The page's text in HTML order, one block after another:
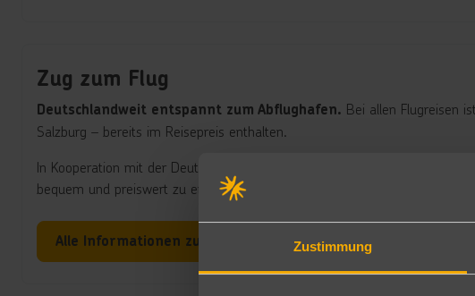
Zustimmung
Zug zum Flug
Deutschlandweit entspannt zum Abflughafen. Bei allen Flugreisen
Salzburg – bereits im Reisepreis enthalten.
In Kooperation mit der Deutschen Bahn AG und dem Verband Deutscher
bequem und preiswert zu erreichen. Mit dem „Zug zum Flug“-Ticket
Alle Informationen zum Rail & Fly